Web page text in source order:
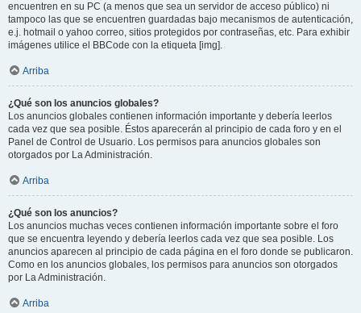
encuentren en su PC (a menos que sea un servidor de acceso público) ni
tampoco las que se encuentren guardadas bajo mecanismos de autenticación,
e.j. hotmail o yahoo correo, sitios protegidos por contraseñas, etc. Para exhibir
imágenes utilice el BBCode con la etiqueta [img].
Arriba
¿Qué son los anuncios globales?
Los anuncios globales contienen información importante y debería leerlos
cada vez que sea posible. Éstos aparecerán al principio de cada foro y en el
Panel de Control de Usuario. Los permisos para anuncios globales son
otorgados por La Administración.
Arriba
¿Qué son los anuncios?
Los anuncios muchas veces contienen información importante sobre el foro
que se encuentra leyendo y debería leerlos cada vez que sea posible. Los
anuncios aparecen al principio de cada página en el foro donde se publicaron.
Como en los anuncios globales, los permisos para anuncios son otorgados
por La Administración.
Arriba